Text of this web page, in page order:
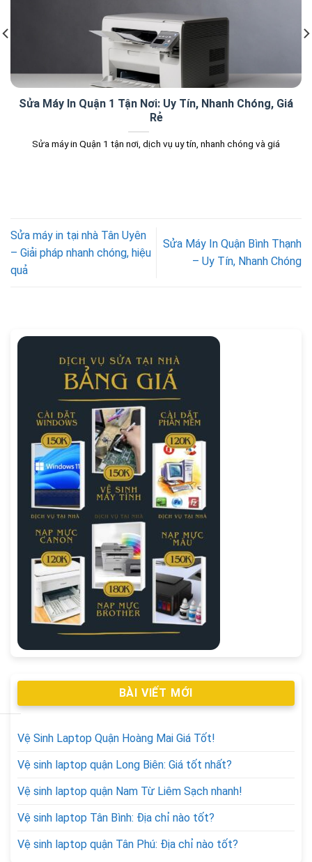
Sửa Máy In Quận 1 Tận Nơi: Uy Tín, Nhanh Chóng, Giá
Rẻ
Sửa máy in Quận 1 tận nơi, dịch vụ uy tín, nhanh chóng và giá
Sửa máy in tại nhà Tân Uyên
– Giải pháp nhanh chóng, hiệu
quả
Sửa Máy In Quận Bình Thạnh
– Uy Tín, Nhanh Chóng
BÀI VIẾT MỚI
Vệ Sinh Laptop Quận Hoàng Mai Giá Tốt!
Vệ sinh laptop quận Long Biên: Giá tốt nhất?
Vệ sinh laptop quận Nam Từ Liêm Sạch nhanh!
Vệ sinh laptop Tân Bình: Địa chỉ nào tốt?
Vệ sinh laptop quận Tân Phú: Địa chỉ nào tốt?